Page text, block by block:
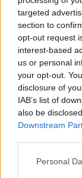
targeted
section to
opt-out request
interest-based
us or personal
your opt-out.
disclosure of
IAB’s list of
also be
Downstream
Please note
Personal
Condividi